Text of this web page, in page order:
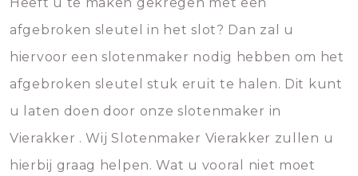
afgebroken sleutel in het slot? Dan zal u
hiervoor een slotenmaker nodig hebben om het
afgebroken sleutel stuk eruit te halen. Dit kunt
u laten doen door onze slotenmaker in
Vierakker . Wij Slotenmaker Vierakker zullen u
hierbij graag helpen. Wat u vooral niet moet